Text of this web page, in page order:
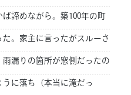
諦めながら。築100年の町
。家主に言ったがスルーさ
漏りの箇所が窓側だったの
に落ち（本当に滝だっ